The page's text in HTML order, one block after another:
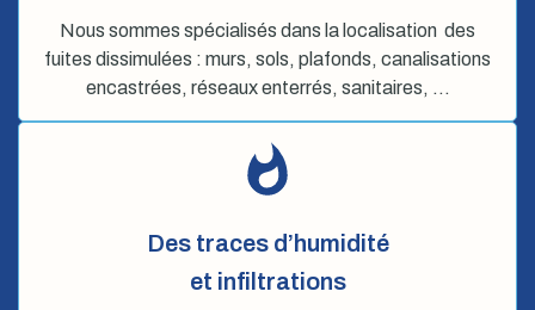
Nous sommes spécialisés dans la localisation des
fuites dissimulées : murs, sols, plafonds, canalisations
encastrées, réseaux enterrés, sanitaires, …
Des traces d’humidité
et infiltrations